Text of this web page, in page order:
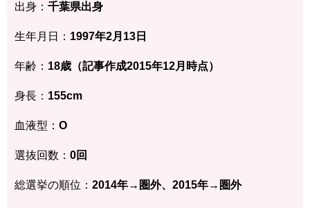
出身： 千葉県出身
生年月日： 1997年2月13 日
年齢： 18歳 （記事作成2015年12月時点）
身長： 155cm
血液型： O
選抜回数： 0回
総選挙の順位： 2014年→圏外、2015年→圏外